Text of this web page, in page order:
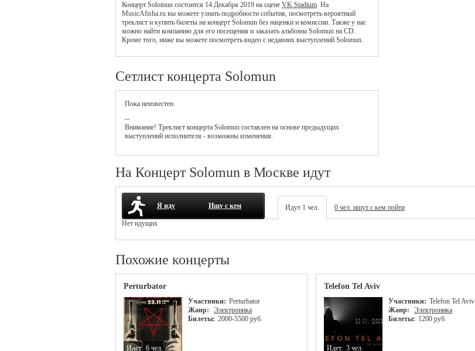
Концерт Solomun состоится 14 Декабря 2019 на сцене VK Stadium. На
MusicAfisha.ru вы можете узнать подробности события, посмотреть вероятный
треклист и купить билеты на концерт Solomun без наценки и комиссии. Также у нас
можно найти компанию для его посещения и заказать альбомы Solomun на CD.
Кроме того, ниже вы можете посмотреть видео с недавних выступлений Solomun.
Сетлист концерта Solomun
Пока неизвестен
--
Внимание! Треклист концерта Solomun составлен на основе предыдущих
выступлений исполнителя - возможны изменения.
На Концерт Solomun в Москве идут
Я иду Ищу с кем Идут 1 чел.
0 чел. ищут с кем пойти
Нет идущих
Похожие концерты
Perturbator
Участники: Perturbator
Жанр:
Электроника
Билеты: 2000-5500 руб.
Идет: 6 чел.
Telefon Tel Aviv
Участники: Telefon Tel Aviv
Жанр:
Электроника
Билеты: 1200 руб.
Идет: 3 чел.